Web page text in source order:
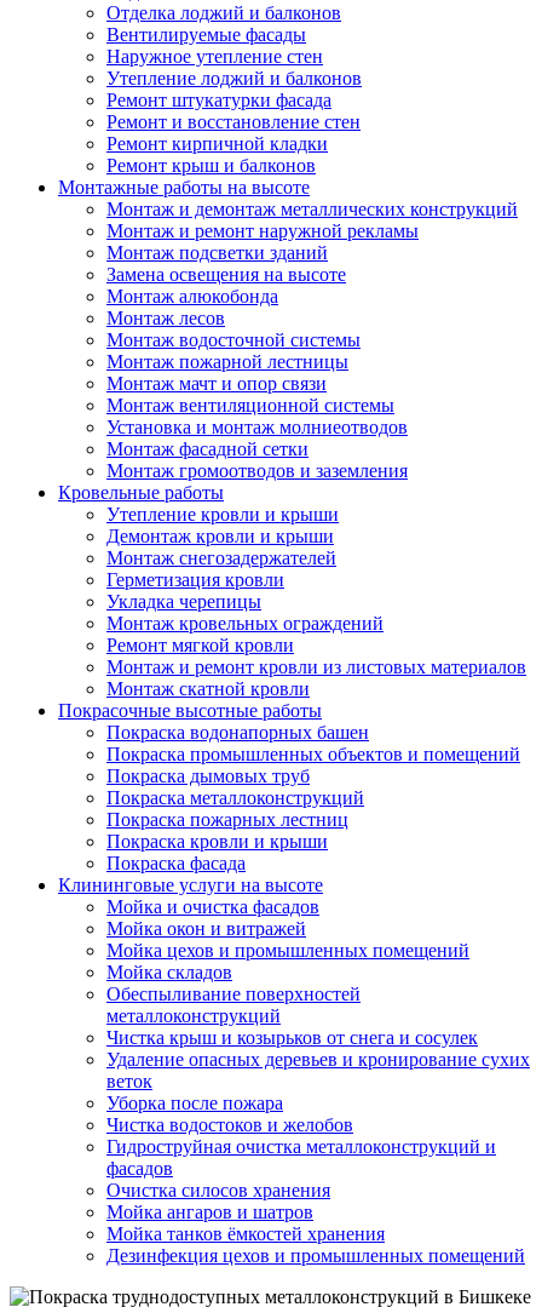
Отделка лоджий и балконов
Вентилируемые фасады
Наружное утепление стен
Утепление лоджий и балконов
Ремонт штукатурки фасада
Ремонт и восстановление стен
Ремонт кирпичной кладки
Ремонт крыш и балконов
Монтажные работы на высоте
Монтаж и демонтаж металлических конструкций
Монтаж и ремонт наружной рекламы
Монтаж подсветки зданий
Замена освещения на высоте
Монтаж алюкобонда
Монтаж лесов
Монтаж водосточной системы
Монтаж пожарной лестницы
Монтаж мачт и опор связи
Монтаж вентиляционной системы
Установка и монтаж молниеотводов
Монтаж фасадной сетки
Монтаж громоотводов и заземления
Кровельные работы
Утепление кровли и крыши
Демонтаж кровли и крыши
Монтаж снегозадержателей
Герметизация кровли
Укладка черепицы
Монтаж кровельных ограждений
Ремонт мягкой кровли
Монтаж и ремонт кровли из листовых материалов
Монтаж скатной кровли
Покрасочные высотные работы
Покраска водонапорных башен
Покраска промышленных объектов и помещений
Покраска дымовых труб
Покраска металлоконструкций
Покраска пожарных лестниц
Покраска кровли и крыши
Покраска фасада
Клининговые услуги на высоте
Мойка и очистка фасадов
Мойка окон и витражей
Мойка цехов и промышленных помещений
Мойка складов
Обеспыливание поверхностей
металлоконструкций
Чистка крыш и козырьков от снега и сосулек
Удаление опасных деревьев и кронирование сухих
веток
Уборка после пожара
Чистка водостоков и желобов
Гидроструйная очистка металлоконструкций и
фасадов
Очистка силосов хранения
Мойка ангаров и шатров
Мойка танков ёмкостей хранения
Дезинфекция цехов и промышленных помещений